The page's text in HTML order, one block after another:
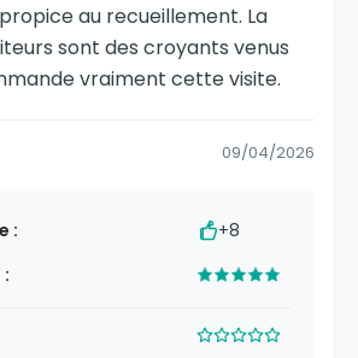
au recueillement. La
sont des croyants venus
vraiment cette visite.
09/04/2026
:
+8